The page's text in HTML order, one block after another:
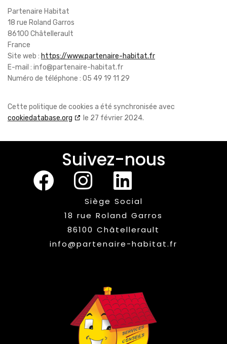
Partenaire Habitat
18 rue Roland Garros
86100 Châtellerault
France
Site web : https://www.partenaire-habitat.fr
E-mail : info@partenaire-habitat.fr
Numéro de téléphone : 05 49 19 11 29
Cette politique de cookies a été synchronisée avec
cookiedatabase.org
le 27 février 2024.
Suivez-nous
Siège Social
18 rue Roland Garros
86100 Châtellerault
info@partenaire-habitat.fr